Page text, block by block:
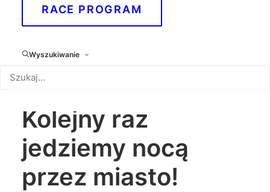
RACE PROGRAM
Wyszukiwanie
Nightskating
Kraków z K2 ?
Kolejny raz
jedziemy nocą
przez miasto!